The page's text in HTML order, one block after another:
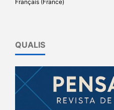
Français (France)
QUALIS